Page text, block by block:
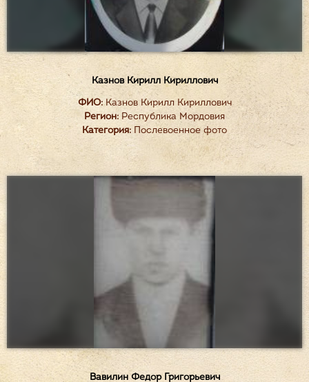
Казнов Кирилл Кириллович
ФИО:Казнов Кирилл Кириллович
Регион: Республика Мордовия
Категория: Послевоенное фото
Вавилин Федор Григорьевич